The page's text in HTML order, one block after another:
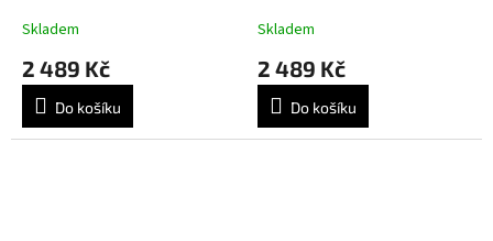
Skladem
2 489 Kč
Do košíku
Skladem
2 489 Kč
Do košíku